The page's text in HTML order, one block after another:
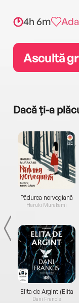
4h 6m
Ascultă
Dacă ți-a
Pădurea norvegiană
Haruki Murakami
Elita de Argint (Elita
de...
Dani Francis